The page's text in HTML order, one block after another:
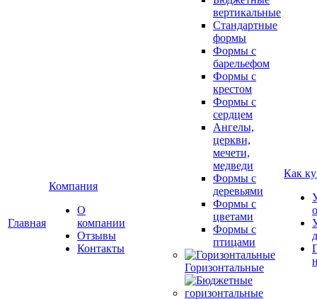
Главная
Компания
О
компании
Отзывы
Контакты
вертикальные
Стандартные
формы
Формы с
барельефом
Формы с
крестом
Формы с
сердцем
Ангелы,
церкви,
мечети,
медведи
Формы с
деревьями
Формы с
цветами
Формы с
птицами
Горизонтальные
Как